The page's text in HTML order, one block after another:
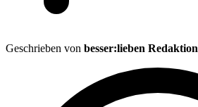
Geschrieben von besser:lieben Redaktion